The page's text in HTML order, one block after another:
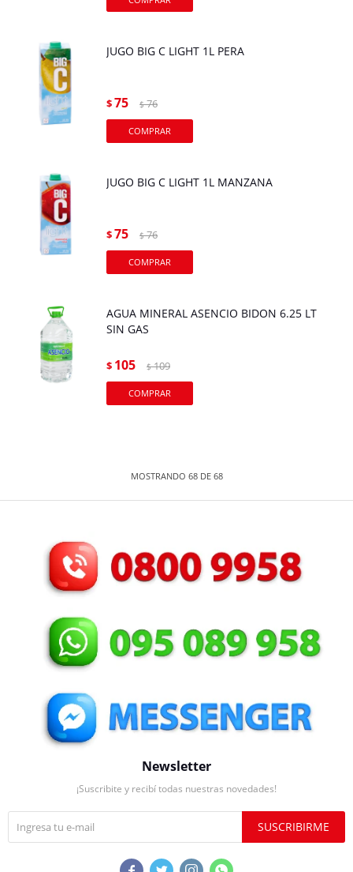
JUGO BIG C LIGHT 1L PERA
$75 $ 76
JUGO BIG C LIGHT 1L MANZANA
$75 $ 76
AGUA MINERAL ASENCIO BIDON 6.25 LT
SIN GAS
$ 105 $ 109
MOSTRANDO 68DE 68
Newsletter
¡Suscribite y recibí todas nuestras novedades!
SUSCRIBIRME